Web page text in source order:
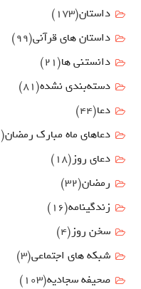
داستان(173)
داستان های قرآنی(99)
دانستنی ها(21)
دسته‌بندی نشده(81)
دعا(44)
دعاهای ماه مبارک رمضان(31)
دعای روز (18)
رمضان(32)
زندگینامه(16)
سخن روز (4)
شبکه های اجتماعی(3)
صحیفه سجادیه(103)